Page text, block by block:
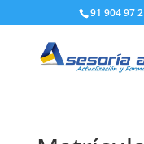
91 904 97